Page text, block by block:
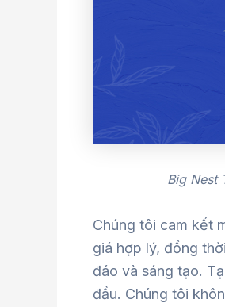
Big Nest
Chúng tôi cam kết
giá hợp lý, đồng
đáo và sáng tạo.
đầu. Chúng tôi